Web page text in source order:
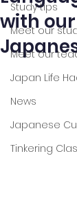
Study tips
Meet our
Meet our
Japan Life
News
Japanese
Tinkering
with